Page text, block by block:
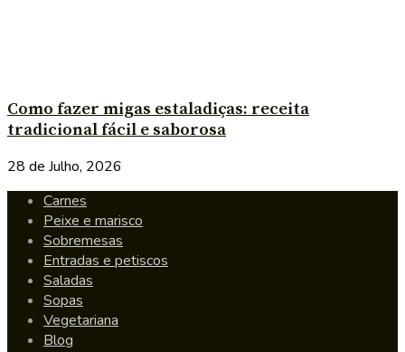
Como fazer migas estaladiças: receita
tradicional fácil e saborosa
28 de Julho, 2026
Carnes
Peixe e marisco
Sobremesas
Entradas e petiscos
Saladas
Sopas
Vegetariana
Blog